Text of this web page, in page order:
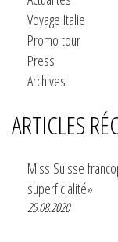
Voyage Italie
Promo tour
Press
Archives
ARTICLES
Miss Suisse
superficialité»
25.08.2020